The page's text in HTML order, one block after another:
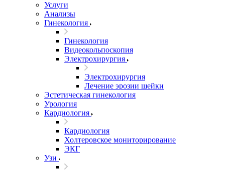
Услуги
Анализы
Гинекология
Гинекология
Видеокольпоскопия
Электрохирургия
Электрохирургия
Лечение эрозии шейки
Эстетическая гинекология
Урология
Кардиология
Кардиология
Холтеровское мониторирование
ЭКГ
Узи